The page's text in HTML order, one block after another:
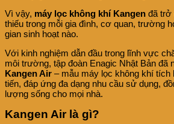
Vì vậy, máy lọc không khíKangen đã trở
thiếu trong mỗi gia đình, cơ quan, trường
gian sinh hoạt nào.
Với kinh nghiệm dẫn đầu trong lĩnh vực
môi trường, tập đoàn Enagic Nhật Bản đã
Kangen Air – mẫu máy lọc không khí tích
tiến, đáp ứng đa dạng nhu cầu sử dụng,
lượng sống cho mọi nhà.
Kangen Air là gì?